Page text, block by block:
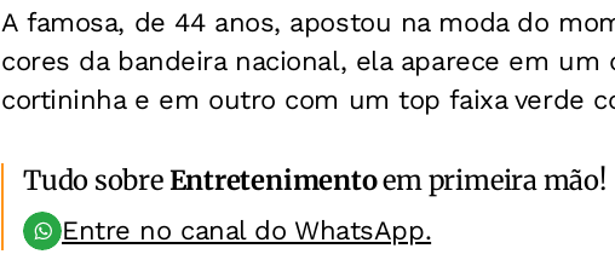
A famosa, de 44 anos, apostou na moda do
cores da bandeira nacional, ela aparece em
cortininha e em outro com um top faixa verde
Tudo sobreEntretenimentoem primeira mão!
Entre no canal do WhatsApp.